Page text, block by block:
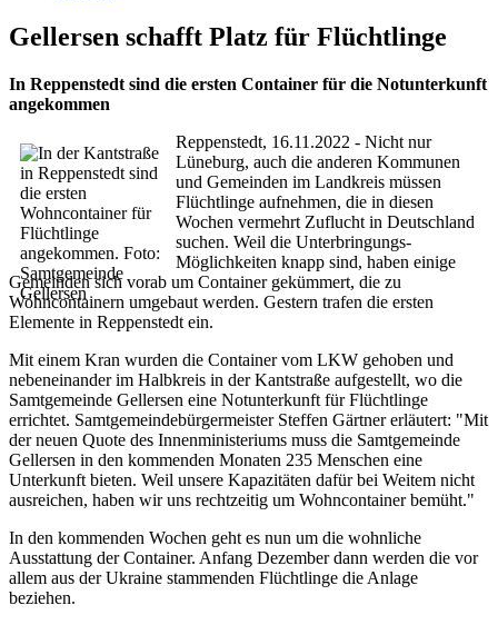
Gellersen schafft Platz für Flüchtlinge
In Reppenstedt sind die ersten Container für die Notunterkunft
angekommen
Reppenstedt, 16.11.2022 - Nicht nur
Lüneburg, auch die anderen Kommunen
und Gemeinden im Landkreis müssen
Flüchtlinge aufnehmen, die in diesen
Wochen vermehrt Zuflucht in Deutschland
suchen. Weil die Unterbringungs-
Möglichkeiten knapp sind, haben einige
Gemeinden sich vorab um Container gekümmert, die zu
Wohncontainern umgebaut werden. Gestern trafen die ersten
Elemente in Reppenstedt ein.
Mit einem Kran wurden die Container vom LKW gehoben und
nebeneinander im Halbkreis in der Kantstraße aufgestellt, wo die
Samtgemeinde Gellersen eine Notunterkunft für Flüchtlinge
errichtet. Samtgemeindebürgermeister Steffen Gärtner erläutert: "Mit
der neuen Quote des Innenministeriums muss die Samtgemeinde
Gellersen in den kommenden Monaten 235 Menschen eine
Unterkunft bieten. Weil unsere Kapazitäten dafür bei Weitem nicht
ausreichen, haben wir uns rechtzeitig um Wohncontainer bemüht."
In den kommenden Wochen geht es nun um die wohnliche
Ausstattung der Container. Anfang Dezember dann werden die vor
allem aus der Ukraine stammenden Flüchtlinge die Anlage
beziehen.